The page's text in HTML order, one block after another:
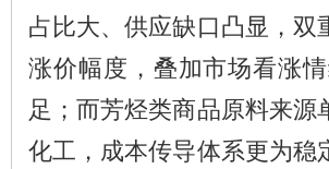
占比大、供应缺口凸显，
涨价幅度，叠加市场看涨
足；而芳烃类商品原料来
化工，成本传导体系更为稳